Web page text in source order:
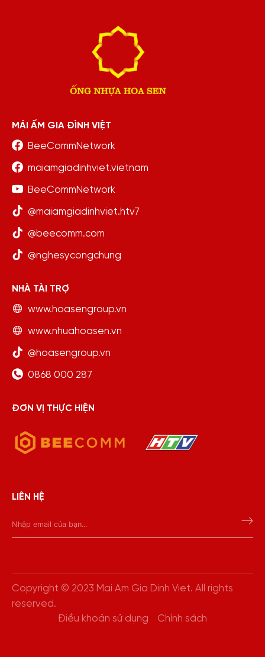
MÁI ẤM GIA ĐÌNH VIỆT
BeeCommNetwork
maiamgiadinhviet.vietnam
BeeCommNetwork
@maiamgiadinhviet.htv7
@beecomm.com
@nghesycongchung
NHÀ TÀI TRỢ
www.hoasengroup.vn
www.nhuahoasen.vn
@hoasengroup.vn
0868 000 287
ĐƠN VỊ THỰC HIỆN
LIÊN HỆ
Copyright © 2023 Mai Am Gia Dinh Viet. All rights
reserved.
Điều khoản sử dụng
Chính sách